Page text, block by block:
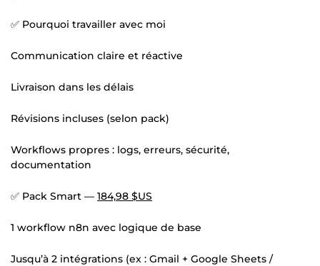
✅ Pourquoi travailler avec moi
Communication claire et réactive
Livraison dans les délais
Révisions incluses (selon pack)
Workflows propres : logs, erreurs, sécurité,
documentation
✅ Pack Smart — 184,98 $US
1 workflow n8n avec logique de base
Jusqu’à 2 intégrations (ex : Gmail + Google Sheets /